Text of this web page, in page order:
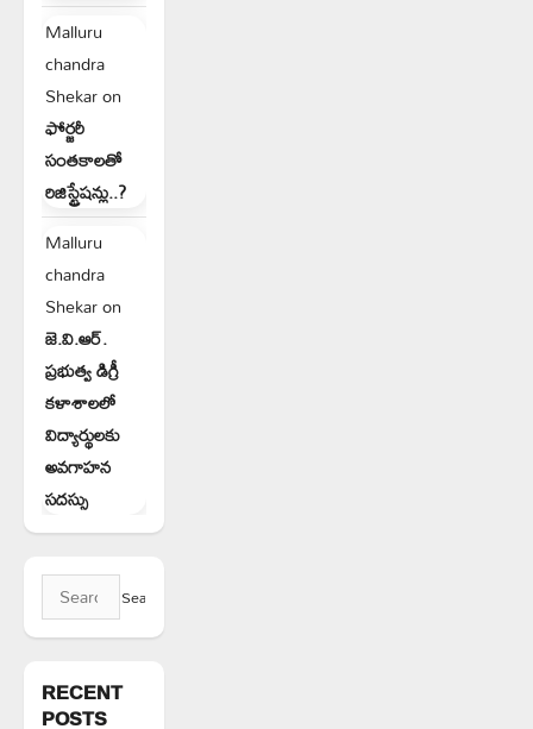
Malluru
chandra
Shekaron
ఫోర్జరీ
సంతకాలతో
రిజిస్ట్రేషన్లు..?
Malluru
chandra
Shekaron
జె.వి.ఆర్.
ప్రభుత్వ డిగ్రీ
కళాశాలలో
విద్యార్థులకు
అవగాహన
సదస్సు
Search
for:
RECENT
POSTS